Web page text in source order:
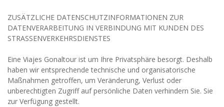
ZUSÄTZLICHE DATENSCHUTZINFORMATIONEN ZUR
DATENVERARBEITUNG IN VERBINDUNG MIT KUNDEN DES
STRASSENVERKEHRSDIENSTES
Eine Viajes Gonaltour ist um Ihre Privatsphäre besorgt. Deshalb
haben wir entsprechende technische und organisatorische
Maßnahmen getroffen, um Veränderung, Verlust oder
unberechtigten Zugriff auf persönliche Daten verhindern Sie. Sie
zur Verfügung gestellt.